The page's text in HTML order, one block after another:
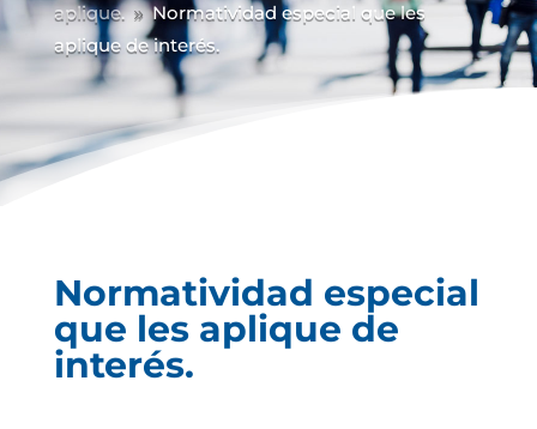
aplique. 9 Normatividad especial que les
aplique de interés.
Normatividad especial
que les aplique de
interés.